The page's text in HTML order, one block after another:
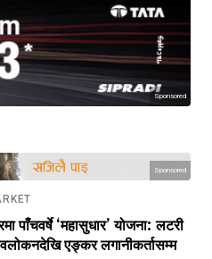
Sponsored
Sponsored
पाँचवर्षे ‘महासुधार’ योजना: लटरी
एङ्कर लगानीकर्तासम्म